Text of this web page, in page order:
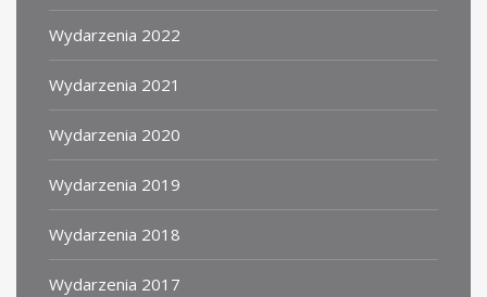
Wydarzenia 2022
Wydarzenia 2021
Wydarzenia 2020
Wydarzenia 2019
Wydarzenia 2018
Wydarzenia 2017